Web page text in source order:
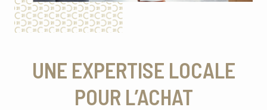
UNE EXPERTISE LOCALE
POUR L’ACHAT